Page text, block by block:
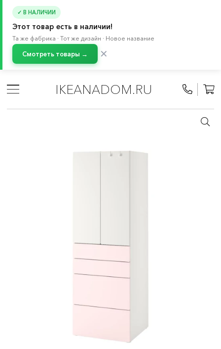
✓ В НАЛИЧИИ
Этот товар есть в наличии!
Та же фабрика · Тот же дизайн · Новое название
Смотреть товары → ✕
IKEANADOM.RU
Товары для малышей 0-2 лет / Хранение в детской
СМОСТАД система / Комбинации СМОСТАД